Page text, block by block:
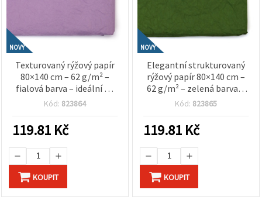
můžete
uvést své
preference v
Nastavení
výběrem
daného
cookies a
Přijmout
vše
Nastavení
NOVÝ
Texturovaný rýžový papír
80×140 cm – 62 g/m² –
fialová barva – ideální na
decoupage, kreativní
projekty
Kód: 823864
119.81 Kč
KOUPIT
NOVÝ
Elegantní strukturovaný
rýžový papír 80×140 cm –
62 g/m² – zelená barva –
ideální na decoupage,
výtvarné projekty
Kód: 823865
119.81 Kč
KOUPIT